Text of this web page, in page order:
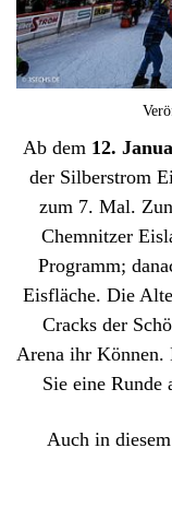
Ab dem 12.
der Silberstrom
zum 7. Mal.
Chemnitzer
Programm;
Eisfläche. Die
Cracks der
Arena ihr Können.
Sie eine Runde
Auch in